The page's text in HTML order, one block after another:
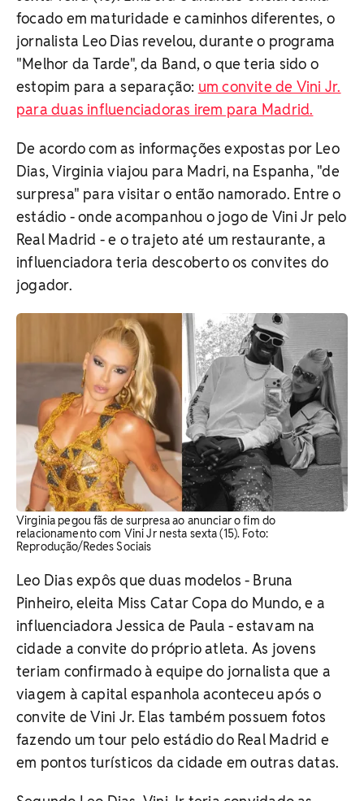
focado em maturidade e caminhos diferentes, o
jornalista Leo Dias revelou, durante o programa
"Melhor da Tarde", da Band, o que teria sido o
estopim para a separação: um convite de Vini Jr.
para duas influenciadoras irem para Madrid.
De acordo com as informações expostas por Leo
Dias, Virginia viajou para Madri, na Espanha, "de
surpresa" para visitar o então namorado. Entre o
estádio - onde acompanhou o jogo de Vini Jr pelo
Real Madrid - e o trajeto até um restaurante, a
influenciadora teria descoberto os convites do
jogador.
Virginia pegou fãs de surpresa ao anunciar o fim do
relacionamento com Vini Jr nesta sexta (15). Foto:
Reprodução/Redes Sociais
Leo Dias expôs que duas modelos - Bruna
Pinheiro, eleita Miss Catar Copa do Mundo, e a
influenciadora Jessica de Paula - estavam na
cidade a convite do próprio atleta. As jovens
teriam confirmado à equipe do jornalista que a
viagem à capital espanhola aconteceu após o
convite de Vini Jr. Elas também possuem fotos
fazendo um tour pelo estádio do Real Madrid e
em pontos turísticos da cidade em outras datas.